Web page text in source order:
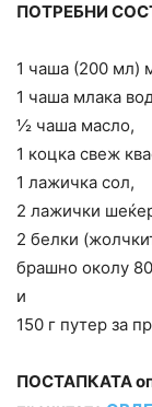
ПОТРЕБНИ
1 чаша (200 мл)
1 чаша млака
½ чаша масло,
1 коцка свеж
1 лажичка сол,
2 лажички
2 белки
брашно околу
и
150 г путер за
ПОСТАПКАТА